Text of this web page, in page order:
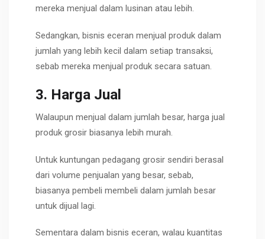
mereka menjual dalam lusinan atau lebih.
Sedangkan, bisnis eceran menjual produk dalam
jumlah yang lebih kecil dalam setiap transaksi,
sebab mereka menjual produk secara satuan.
3. Harga Jual
Walaupun menjual dalam jumlah besar, harga jual
produk grosir biasanya lebih murah.
Untuk kuntungan pedagang grosir sendiri berasal
dari volume penjualan yang besar, sebab,
biasanya pembeli membeli dalam jumlah besar
untuk dijual lagi.
Sementara dalam bisnis eceran, walau kuantitas